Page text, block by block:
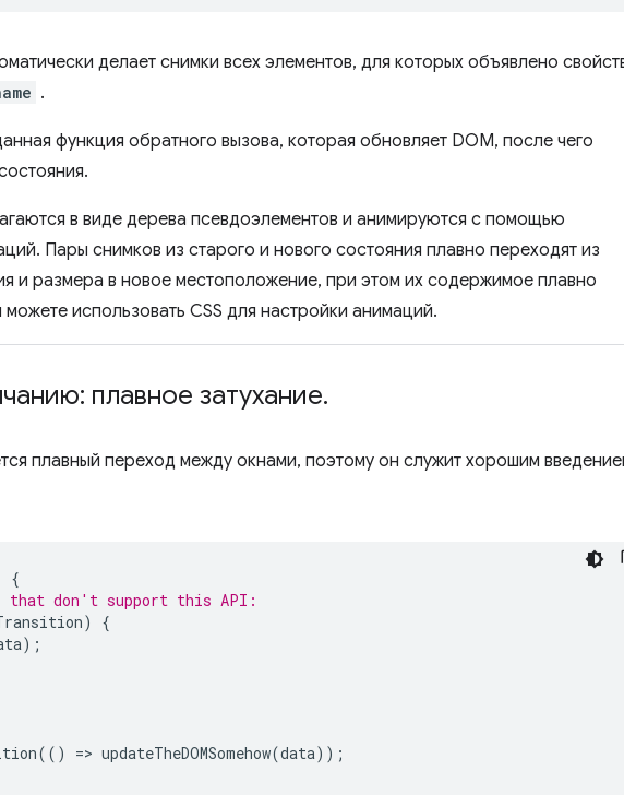
делает снимки всех элементов, для которых объявлено
.
функция обратного вызова, которая обновляет DOM, после чего
в виде дерева псевдоэлементов и анимируются с помощью
Пары снимков из старого и нового состояния плавно переходят из
и размера в новое местоположение, при этом их содержимое плавно
использовать CSS для настройки анимаций.
плавное затухание.
плавный переход между окнами, поэтому он служит хорошим
{
that don't support this API:
)
{
);
(() => updateTheDOMSomehow(data));